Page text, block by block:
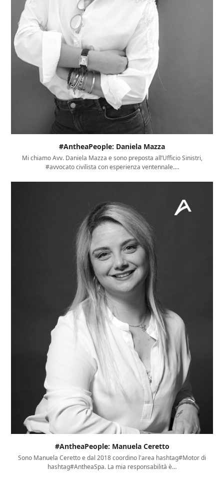
#AntheaPeople: Daniela Mazza
Mi chiamo Avv. Daniela Mazza e sono preposta all’Ufficio Sinistri,
#avvocato civilista con esperienza ventennale.…
#AntheaPeople: Manuela Ceretto
Sono Manuela Ceretto e dal 2018 coordino l'area hashtag#Motor di
hashtag#AntheaSpa. La mia responsabilità è…